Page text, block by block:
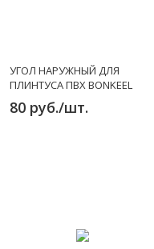
УГОЛ НАРУЖНЫЙ ДЛЯ
ПЛИНТУСА ПВХ BONKEEL
STYLE 70 ММ
80 руб./шт.